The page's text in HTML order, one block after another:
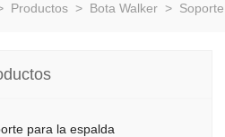
Productos > Bota Walker >
para la espalda